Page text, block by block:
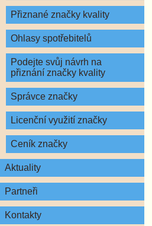
Přiznané značky kvality
Ohlasy spotřebitelů
Podejte svůj návrh na
přiznání značky kvality
Správce značky
Licenční využití značky
Ceník značky
Aktuality
Partneři
Kontakty